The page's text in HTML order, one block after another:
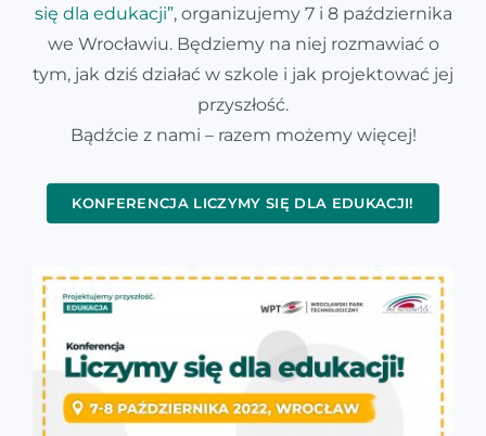
się dla edukacji”, organizujemy 7 i 8 października
we Wrocławiu. Będziemy na niej rozmawiać o
tym, jak dziś działać w szkole i jak projektować jej
przyszłość.
Bądźcie z nami – razem możemy więcej!
KONFERENCJA LICZYMY SIĘ DLA EDUKACJI!